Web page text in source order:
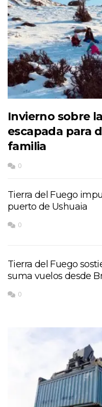
Invierno sobre
escapada para
familia
0
Tierra del Fuego
puerto de Ushuaia
0
Tierra del Fuego
suma vuelos desde
0